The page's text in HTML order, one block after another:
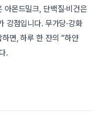
아몬드밀크, 단백질·비건은
강점입니다. 무가당·강화
면, 하루 한 잔의 “하얀
.